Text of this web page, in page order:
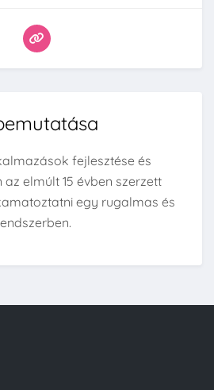
fejlesztése és
elmúlt 15 évben szerzett
egy rugalmas és